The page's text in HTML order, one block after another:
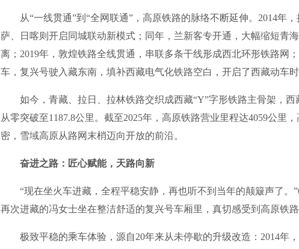
从“一线贯通”到“全网联通”，高原铁路的脉络不断延伸。2014年，
萨、日喀则开启同城联动新模式；同年，兰新客专开通，大幅缩短青
离；2019年，敦煌铁路全线贯通，串联多条干线形成西北环形铁路网
车，复兴号驶入藏东南，填补西藏电气化铁路空白，开启了西藏动车时
如今，青藏、拉日、拉林铁路交织成西藏“Y”字形铁路主骨架，西
从零突破至1187.8公里。截至2025年，高原铁路营业里程达4059公里
密，雪域高原从路网末梢迈向开放的前沿。
奋进之路：匠心赋能，天路向新
“现在坐火车进藏，全程平稳安静，再也听不到当年的颠簸声了。
再次进藏的冯女士坐在整洁舒适的复兴号车厢里，真切感受到高原铁路
极致平稳的乘车体验，源自20年来从未停歇的升级改造：2014年